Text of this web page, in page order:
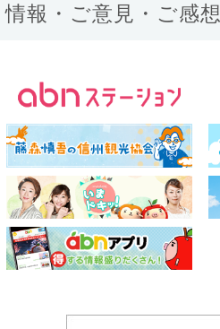
情報・ご意見・ご感想